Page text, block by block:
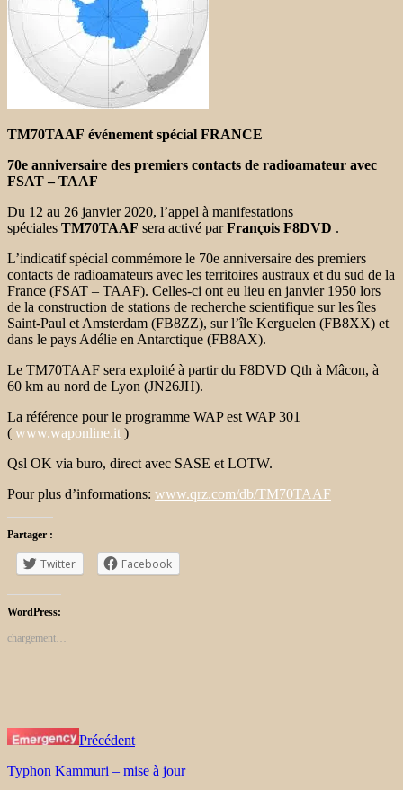
TM70TAAF événement spécial FRANCE
70e anniversaire des premiers contacts de radioamateur avec
FSAT – TAAF
Du 12 au 26 janvier 2020, l’appel à manifestations
spéciales TM70TAAF sera activé parFrançois F8DVD .
L’indicatif spécial commémore le 70e anniversaire des premiers
contacts de radioamateurs avec les territoires austraux et du sud de la
France (FSAT – TAAF). Celles-ci ont eu lieu en janvier 1950 lors
de la construction de stations de recherche scientifique sur les îles
Saint-Paul et Amsterdam (FB8ZZ), sur l’île Kerguelen (FB8XX) et
dans le pays Adélie en Antarctique (FB8AX).
Le TM70TAAF sera exploité à partir du F8DVD Qth à Mâcon, à
60 km au nord de Lyon (JN26JH).
La référence pour le programme WAP est WAP 301
( www.waponline.it )
Qsl OK via buro, direct avec SASE et LOTW.
Pour plus d’informations: www.qrz.com/db/TM70TAAF
Partager :
Twitter Facebook
WordPress:
chargement…
Précédent
Typhon Kammuri – mise à jour